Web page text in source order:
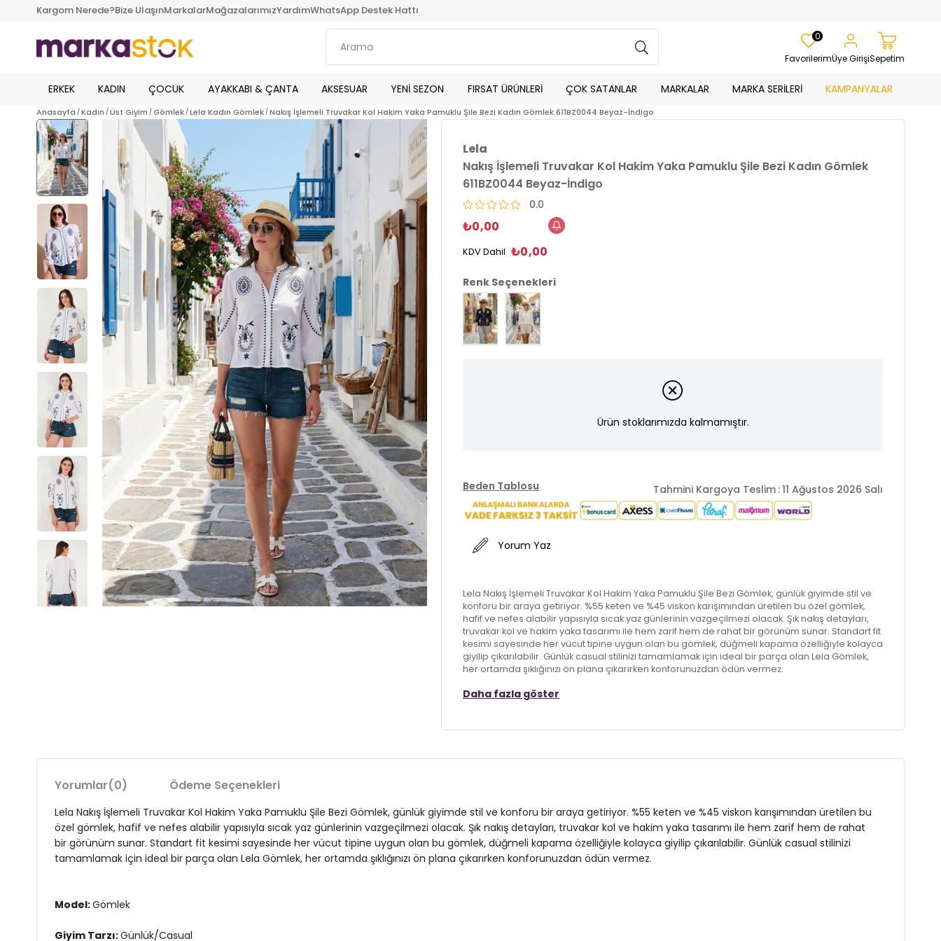
Kargom Nerede?Bize UlaşınMarkalarMağazalarımızYardımWhatsApp Destek Hattı
Favorilerim
0
Üye GirişiSepetim
ERKEK KADIN ÇOCUK AYAKKABI & ÇANTA AKSESUAR YENİ SEZON FIRSAT ÜRÜNLERİ ÇOK SATANLAR MARKALAR MARKA SERİLERİ KAMPANYALAR
Anasayfa Kadın Üst Giyim Gömlek Lela Kadın Gömlek Nakış İşlemeli Truvakar Kol Hakim Yaka Pamuklu Şile Bezi Kadın Gömlek 611BZ0044 Beyaz-İndigo
Lela
Nakış İşlemeli Truvakar Kol Hakim Yaka Pamuklu Şile Bezi Kadın Gömlek
611BZ0044 Beyaz-İndigo
0.0
₺0,00
KDV Dahil ₺0,00
Renk Seçenekleri
Ürün stoklarımızda kalmamıştır.
Beden Tablosu Tahmini Kargoya Teslim :11 Ağustos 2026 Salı
Yorum Yaz
Lela Nakış İşlemeli Truvakar Kol Hakim Yaka Pamuklu Şile Bezi Gömlek, günlük giyimde stil ve
konforu bir araya getiriyor. %55 keten ve %45 viskon karışımından üretilen bu özel gömlek,
hafif ve nefes alabilir yapısıyla sıcak yaz günlerinin vazgeçilmezi olacak. Şık nakış detayları,
truvakar kol ve hakim yaka tasarımı ile hem zarif hem de rahat bir görünüm sunar. Standart fit
kesimi sayesinde her vücut tipine uygun olan bu gömlek, düğmeli kapama özelliğiyle kolayca
giyilip çıkarılabilir. Günlük casual stilinizi tamamlamak için ideal bir parça olan Lela Gömlek,
her ortamda şıklığınızı ön plana çıkarırken konforunuzdan ödün vermez.
Giyim Tarzı:Günlük/Casual
Desen:Nakışlı
Kapama Şekli: Düğmeli
Kol Tipi:Truvakar Kol
Kumaş Tipi:Belirtilmemiş
Daha fazla göster
Yorumlar(0) Ödeme Seçenekleri
Lela Nakış İşlemeli Truvakar Kol Hakim Yaka Pamuklu Şile Bezi Gömlek, günlük giyimde stil ve konforu bir araya getiriyor. %55 keten ve %45 viskon karışımından üretilen bu
özel gömlek, hafif ve nefes alabilir yapısıyla sıcak yaz günlerinin vazgeçilmezi olacak. Şık nakış detayları, truvakar kol ve hakim yaka tasarımı ile hem zarif hem de rahat
bir görünüm sunar. Standart fit kesimi sayesinde her vücut tipine uygun olan bu gömlek, düğmeli kapama özelliğiyle kolayca giyilip çıkarılabilir. Günlük casual stilinizi
tamamlamak için ideal bir parça olan Lela Gömlek, her ortamda şıklığınızı ön plana çıkarırken konforunuzdan ödün vermez.
Model:Gömlek
Giyim Tarzı:Günlük/Casual